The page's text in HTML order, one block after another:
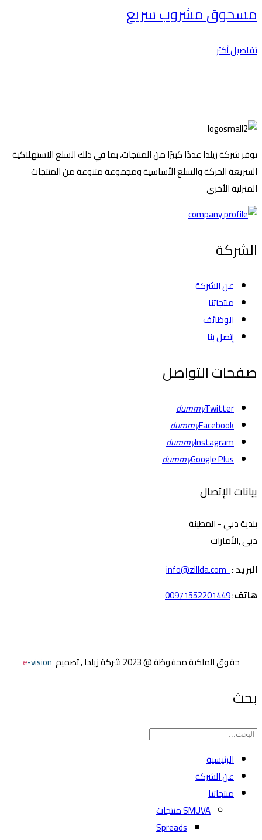
مسحوق مشروب سريع
تفاصيل أكثر
توفر شركة زيلدا عددًا كبيرًا من المنتجات، بما في ذلك السلع الاستهلاكية
السريعة الحركة والسلع الأساسية ومجموعة متنوعة من المنتجات
المنزلية الأخرى
الشركة
عن الشركة
منتجاتنا
الوظائف
إتصل بنا
صفحات التواصل
dummyTwitter
dummyFacebook
dummyInstagram
dummyGoogle Plus
بيانات الإتصال
بلدية دبي - المطينة
دبى ,الأمارات
البريد :info@zillda.com
هاتف:
00971552201449
حقوق الملكية محفوظة @ 2023 شركة زيلدا , تصميم e-vision
بحث
الرئيسية
عن الشركة
منتجاتنا
SMUVA منتجات
Spreads